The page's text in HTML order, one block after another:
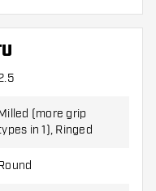
- Šipky Soft sada
a 3ks Násadky
(more grip
in 1), Ringed